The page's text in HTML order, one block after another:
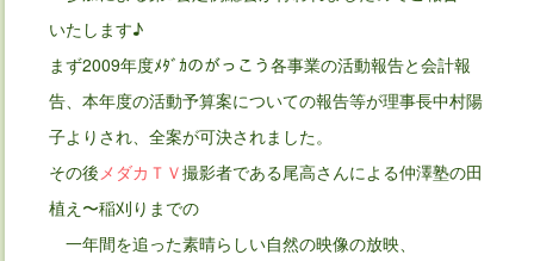
いたします♪
まず2009年度ﾒﾀﾞｶのがっこう各事業の活動報告と会計報
告、本年度の活動予算案についての報告等が理事長中村陽
子よりされ、全案が可決されました。
その後メダカＴＶ撮影者である尾高さんによる仲澤塾の田
植え〜稲刈りまでの
一年間を追った素晴らしい自然の映像の放映、